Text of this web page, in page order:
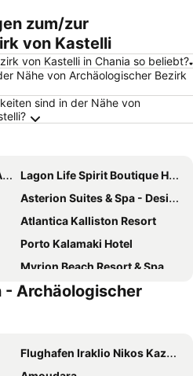
zum/zur
von Kastelli
von Kastelli in Chania so beliebt?
Nähe von Archäologischer Bezirk
sind in der Nähe von
Lagon Life Spirit Boutique Hotel - Adults Only
Asterion Suites & Spa - Designed for Adults
Atlantica Kalliston Resort
Porto Kalamaki Hotel
Myrion Beach Resort & Spa - Adults Only
Almyrida Resort
Sunrise Village Hotel
Archäologischer
Flughafen Iraklio Nikos Kazantzakis